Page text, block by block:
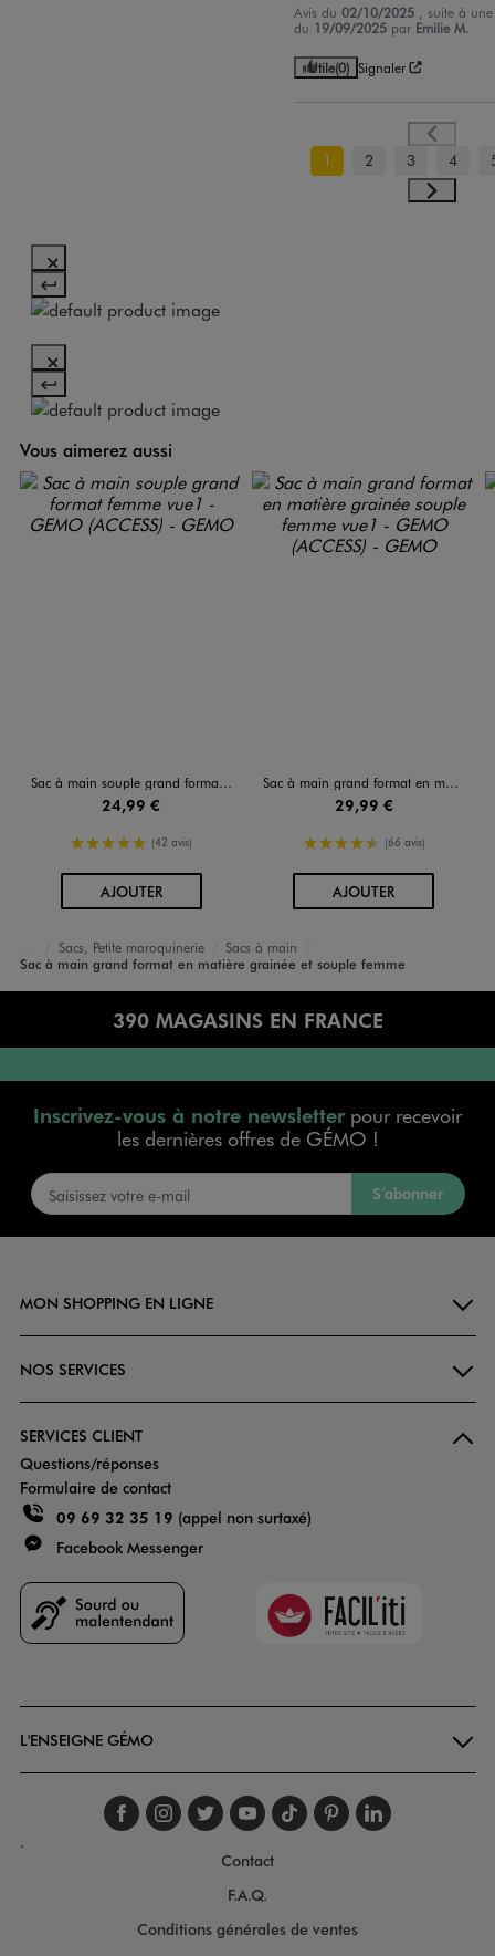
Avis du02/10/2025
, suite à
du 19/09/2025 par Emilie M.
Utile(0) Signaler
1 2 3 4
Vous aimerez aussi
Sac à main souple grand format femme
24,99 €
5/5 de moyenne
(42 avis)
AJOUTERAU PANIER
Sac à main grand format en matière grainée souple femme
29,99 €
4.5/5 de moyenne
(66 avis)
AJOUTERAU PANIER
Accueil
Femme
Sacs et Accessoires
Sacs, Petite maroquinerie
Sacs à main
Sac à main grand format en matière grainée et souple femme
390 MAGASINS EN FRANCE
Inscrivez-vous à notre newsletterpour recevoir
les dernières offres de GÉMO !
S’abonner
MON SHOPPING EN LIGNE
NOS SERVICES
SERVICES CLIENT
Questions/réponses
Formulaire de contact
09 69 32 35 19 (appel non surtaxé)
Facebook Messenger
Faciliti
L'ENSEIGNE GÉMO
Suivez-nous sur
Suivez-nous sur
Suivez-nous sur
Suivez-nous
Suivez-nous
Suivez-
.
Contact
F.A.Q.
Conditions générales de ventes